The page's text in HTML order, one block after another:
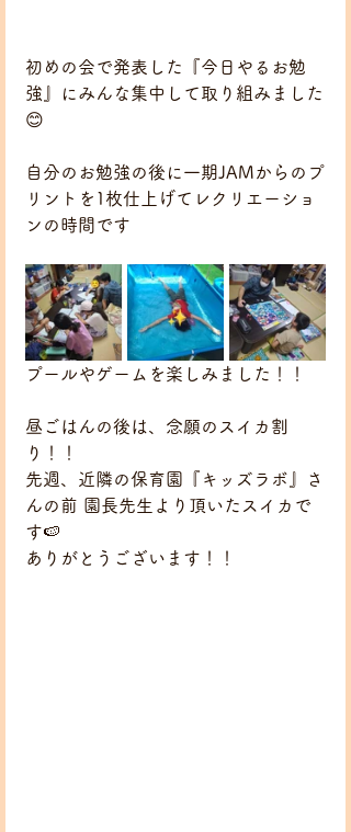
初めの会で発表した『今日やるお勉
強』にみんな集中して取り組みました
😊
自分のお勉強の後に一期JAMからのプ
リントを1枚仕上げてレクリエーショ
ンの時間です
プールやゲームを楽しみました！！
昼ごはんの後は、念願のスイカ割
り！！
先週、近隣の保育園『キッズラボ』さ
んの前 園長先生より頂いたスイカで
す🍉
ありがとうございます！！